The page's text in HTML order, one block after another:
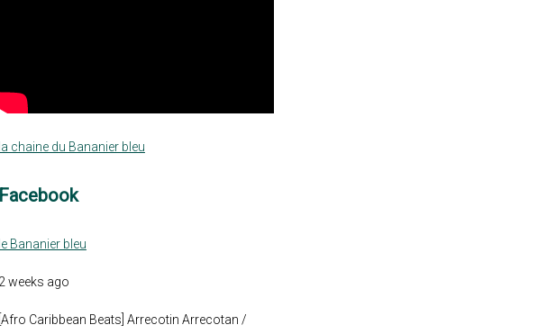
la chaine du Bananier bleu
Facebook
le Bananier bleu
2 weeks ago
[Afro Caribbean Beats] Arrecotin Arrecotan /